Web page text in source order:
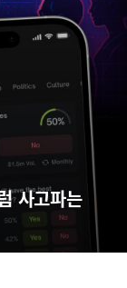
사고파는